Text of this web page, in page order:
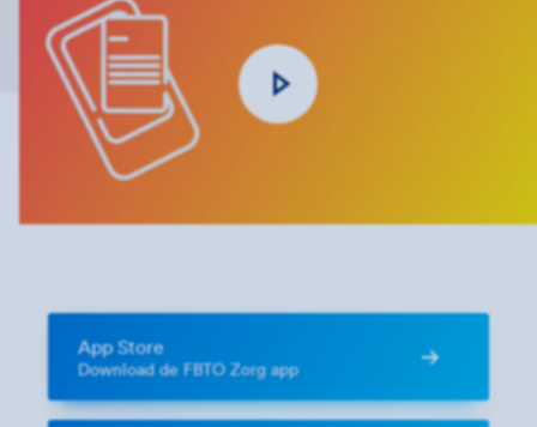
App Store
Download de FBTO Zorg app